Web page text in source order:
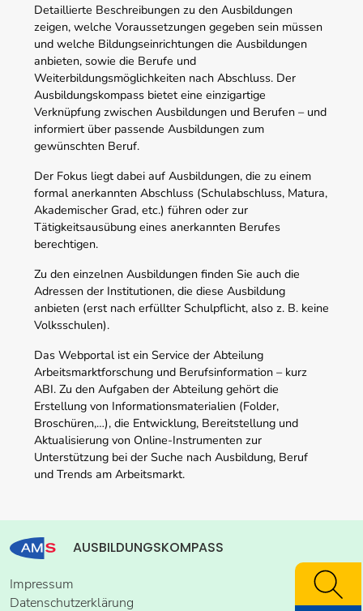
Detaillierte Beschreibungen zu den Ausbildungen
zeigen, welche Voraussetzungen gegeben sein müssen
und welche Bildungseinrichtungen die Ausbildungen
anbieten, sowie die Berufe und
Weiterbildungsmöglichkeiten nach Abschluss. Der
Ausbildungskompass bietet eine einzigartige
Verknüpfung zwischen Ausbildungen und Berufen – und
informiert über passende Ausbildungen zum
gewünschten Beruf.
Der Fokus liegt dabei auf Ausbildungen, die zu einem
formal anerkannten Abschluss (Schulabschluss, Matura,
Akademischer Grad, etc.) führen oder zur
Tätigkeitsausübung eines anerkannten Berufes
berechtigen.
Zu den einzelnen Ausbildungen finden Sie auch die
Adressen der Institutionen, die diese Ausbildung
anbieten (erst nach erfüllter Schulpflicht, also z. B. keine
Volksschulen).
Das Webportal ist ein Service der Abteilung
Arbeitsmarktforschung und Berufsinformation – kurz
ABI. Zu den Aufgaben der Abteilung gehört die
Erstellung von Informationsmaterialien (Folder,
Broschüren,…), die Entwicklung, Bereitstellung und
Aktualisierung von Online-Instrumenten zur
Unterstützung bei der Suche nach Ausbildung, Beruf
und Trends am Arbeitsmarkt.
AUSBILDUNGSKOMPASS
Impressum
Datenschutzerklärung